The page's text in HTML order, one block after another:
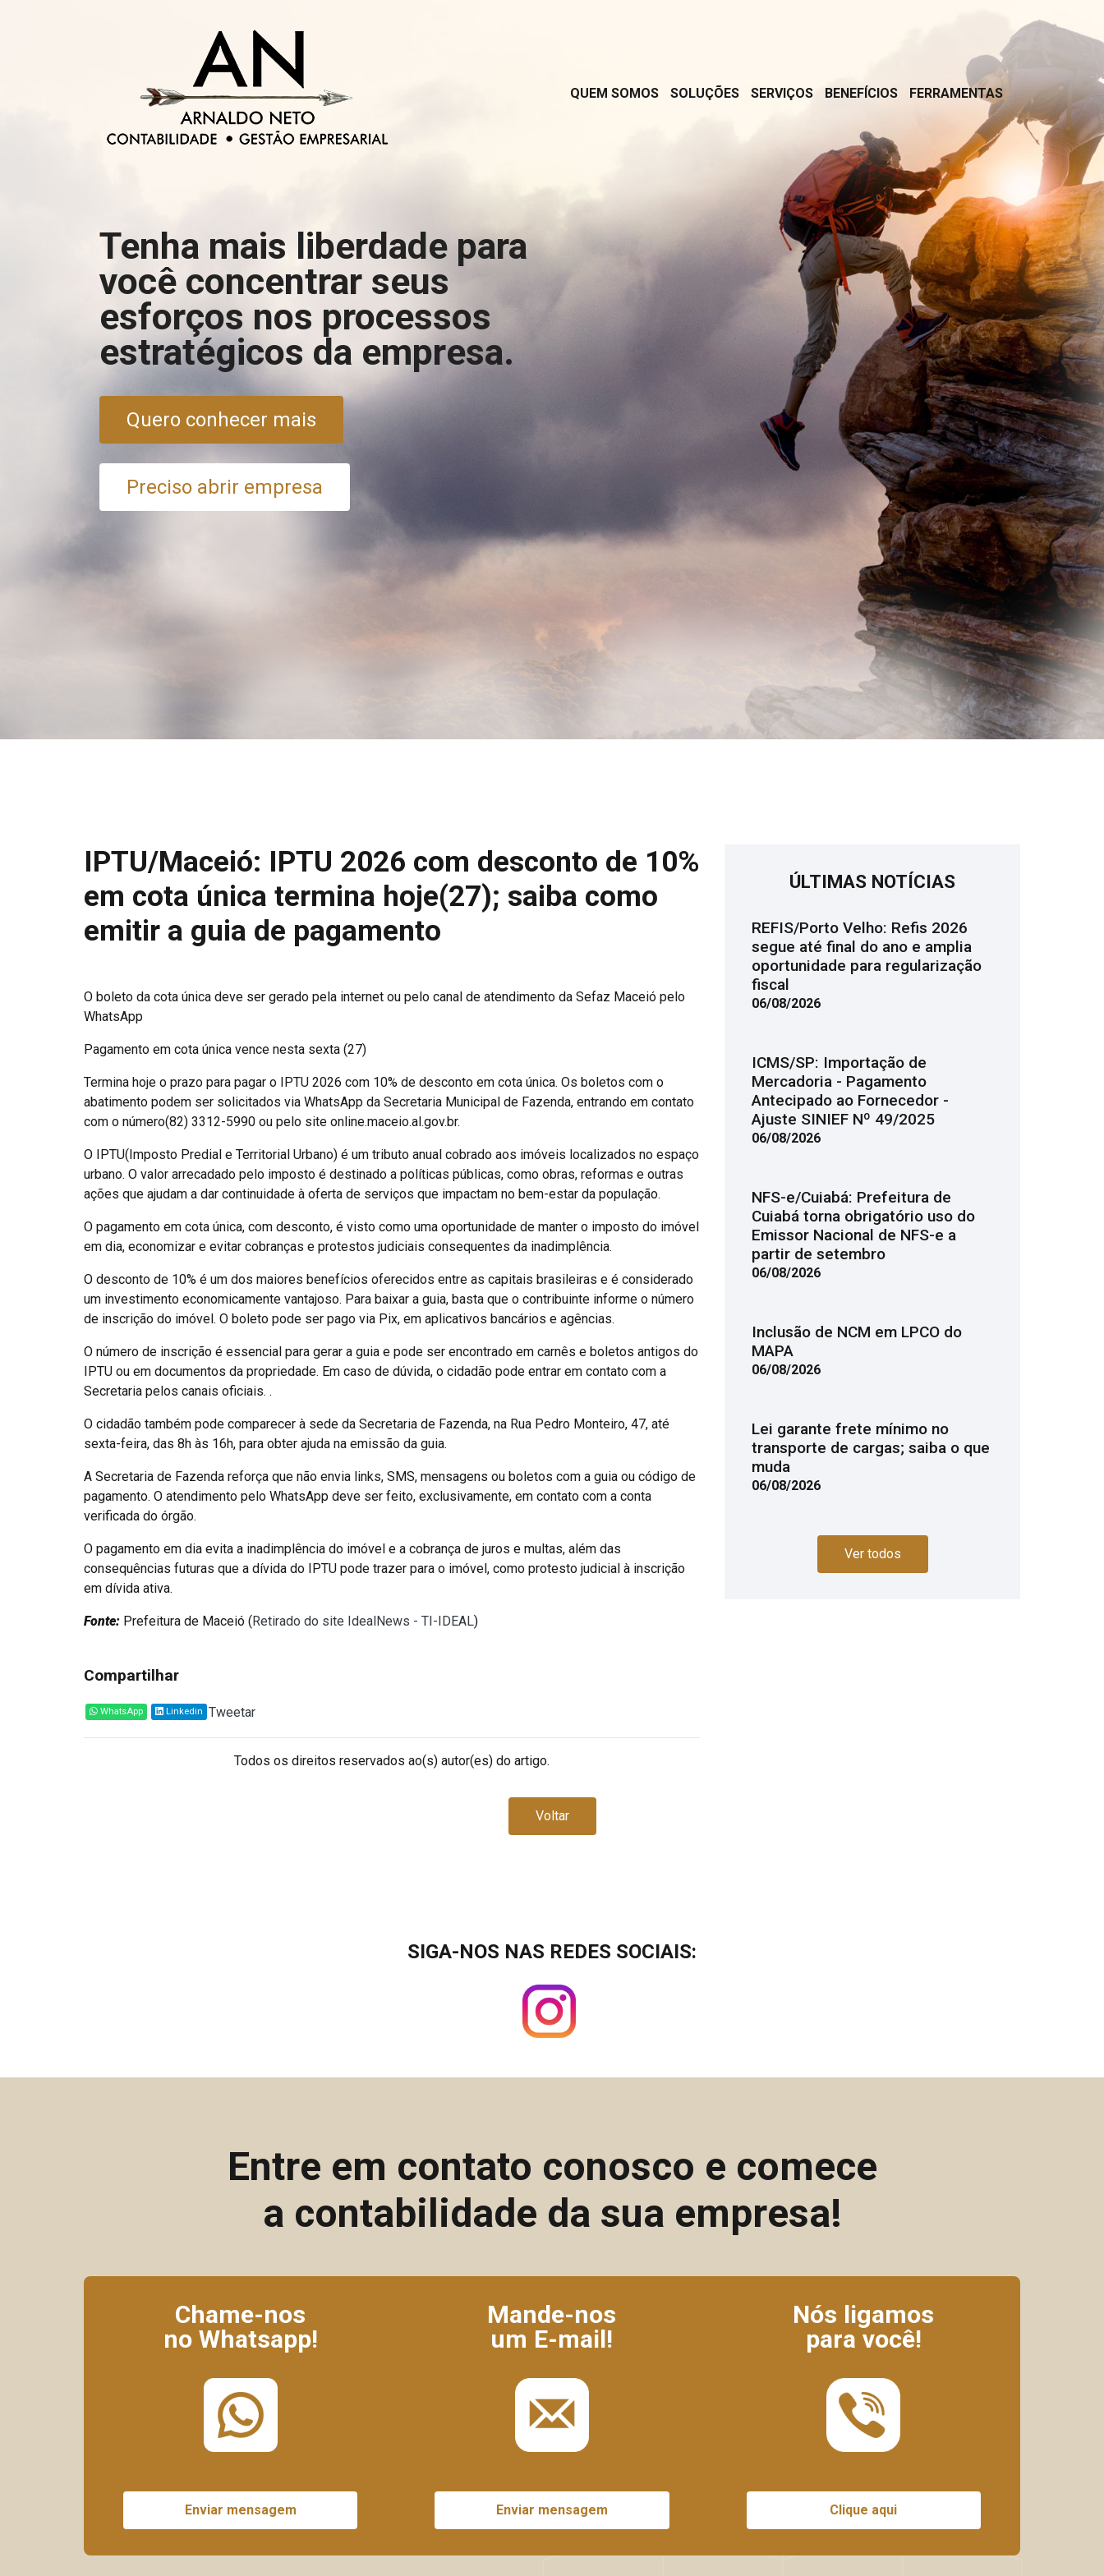
QUEM SOMOS SOLUÇÕES SERVIÇOS BENEFÍCIOS FERRAMENTAS
Tenha mais liberdade para
você concentrar seus
esforços nos processos
estratégicos da empresa.
Quero conhecer mais
Preciso abrir empresa
IPTU/Maceió: IPTU 2026 com desconto de 10%
em cota única termina hoje(27); saiba como
emitir a guia de pagamento
O boleto da cota única deve ser gerado pela internet ou pelo canal de atendimento da Sefaz Maceió pelo
WhatsApp
Pagamento em cota única vence nesta sexta (27)
Termina hoje o prazo para pagar o IPTU 2026 com 10% de desconto em cota única. Os boletos com o
abatimento podem ser solicitados via WhatsApp da Secretaria Municipal de Fazenda, entrando em contato
com o número(82) 3312-5990 ou pelo site online.maceio.al.gov.br.
O IPTU(Imposto Predial e Territorial Urbano) é um tributo anual cobrado aos imóveis localizados no espaço
urbano. O valor arrecadado pelo imposto é destinado a políticas públicas, como obras, reformas e outras
ações que ajudam a dar continuidade à oferta de serviços que impactam no bem-estar da população.
O pagamento em cota única, com desconto, é visto como uma oportunidade de manter o imposto do imóvel
em dia, economizar e evitar cobranças e protestos judiciais consequentes da inadimplência.
O desconto de 10% é um dos maiores benefícios oferecidos entre as capitais brasileiras e é considerado
um investimento economicamente vantajoso. Para baixar a guia, basta que o contribuinte informe o número
de inscrição do imóvel. O boleto pode ser pago via Pix, em aplicativos bancários e agências.
O número de inscrição é essencial para gerar a guia e pode ser encontrado em carnês e boletos antigos do
IPTU ou em documentos da propriedade. Em caso de dúvida, o cidadão pode entrar em contato com a
Secretaria pelos canais oficiais. .
O cidadão também pode comparecer à sede da Secretaria de Fazenda, na Rua Pedro Monteiro, 47, até
sexta-feira, das 8h às 16h, para obter ajuda na emissão da guia.
A Secretaria de Fazenda reforça que não envia links, SMS, mensagens ou boletos com a guia ou código de
pagamento. O atendimento pelo WhatsApp deve ser feito, exclusivamente, em contato com a conta
verificada do órgão.
O pagamento em dia evita a inadimplência do imóvel e a cobrança de juros e multas, além das
consequências futuras que a dívida do IPTU pode trazer para o imóvel, como protesto judicial à inscrição
em dívida ativa.
Fonte: Prefeitura de Maceió (Retirado do site IdealNews - TI-IDEAL)
Compartilhar
WhatsApp Linkedin Tweetar
Todos os direitos reservados ao(s) autor(es) do artigo.
ÚLTIMAS NOTÍCIAS
REFIS/Porto Velho: Refis 2026
segue até final do ano e amplia
oportunidade para regularização
fiscal
06/08/2026
ICMS/SP: Importação de
Mercadoria - Pagamento
Antecipado ao Fornecedor -
Ajuste SINIEF Nº 49/2025
06/08/2026
NFS-e/Cuiabá: Prefeitura de
Cuiabá torna obrigatório uso do
Emissor Nacional de NFS-e a
partir de setembro
06/08/2026
Inclusão de NCM em LPCO do
MAPA
06/08/2026
Lei garante frete mínimo no
transporte de cargas; saiba o que
muda
06/08/2026
Ver todos
Voltar
SIGA-NOS NAS REDES SOCIAIS:
Entre em contato conosco e comece
a contabilidade da sua empresa!
Chame-nos
no Whatsapp!
Enviar mensagem
Mande-nos
um E-mail!
Enviar mensagem
Nós ligamos
para você!
Clique aqui